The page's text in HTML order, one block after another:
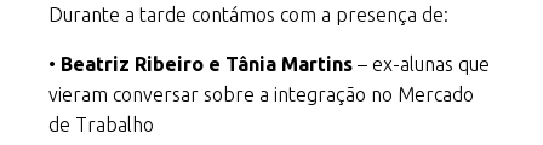
Durante a tarde contámos com a presença de:
• Beatriz Ribeiro e Tânia Martins – ex-alunas que
vieram conversar sobre a integração no Mercado
de Trabalho